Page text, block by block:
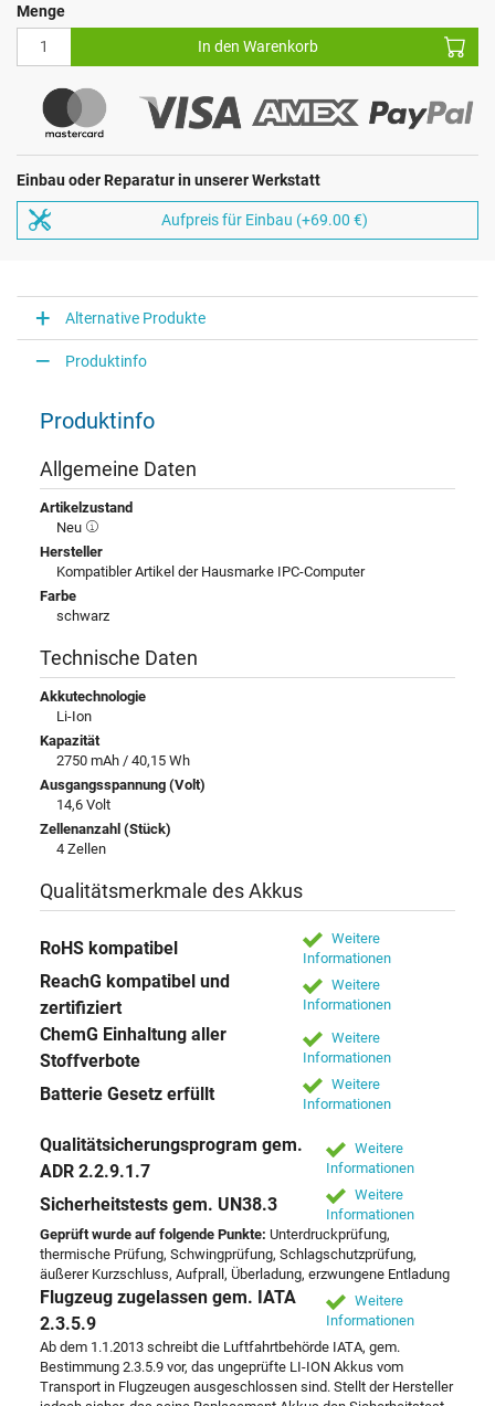
Menge
In den Warenkorb
Einbau oder Reparatur in unserer Werkstatt
Aufpreis für Einbau (+69.00 €)
Alternative Produkte
Produktinfo
Produktinfo
Allgemeine Daten
Artikelzustand
Neu
Hersteller
Kompatibler Artikel der Hausmarke IPC-Computer
Farbe
schwarz
Technische Daten
Akkutechnologie
Li-Ion
Kapazität
2750 mAh / 40,15 Wh
Ausgangsspannung (Volt)
14,6 Volt
Zellenanzahl (Stück)
4 Zellen
Qualitätsmerkmale des Akkus
RoHS kompatibel
Weitere
Informationen
ReachG kompatibel und
zertifiziert
Weitere
Informationen
ChemG Einhaltung aller
Stoffverbote
Weitere
Informationen
Batterie Gesetz erfüllt
Weitere
Informationen
Qualitätsicherungsprogram gem.
ADR 2.2.9.1.7
Weitere
Informationen
Sicherheitstests gem. UN38.3
Weitere
Informationen
Geprüft wurde auf folgende Punkte: Unterdruckprüfung,
thermische Prüfung, Schwingprüfung, Schlagschutzprüfung,
äußerer Kurzschluss, Aufprall, Überladung, erzwungene Entladung
Flugzeug zugelassen gem. IATA
2.3.5.9
Weitere
Informationen
Ab dem 1.1.2013 schreibt die Luftfahrtbehörde IATA, gem.
Bestimmung 2.3.5.9 vor, das ungeprüfte LI-ION Akkus vom
Transport in Flugzeugen ausgeschlossen sind. Stellt der Hersteller